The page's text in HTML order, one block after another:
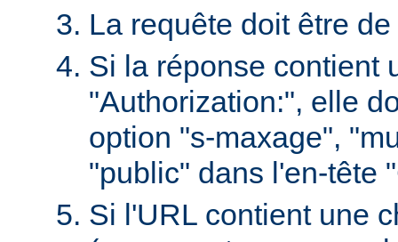
La requête doit être
Si la réponse contient
"Authorization:", elle
option "s-maxage",
"public" dans l'en-tête
Si l'URL contient une